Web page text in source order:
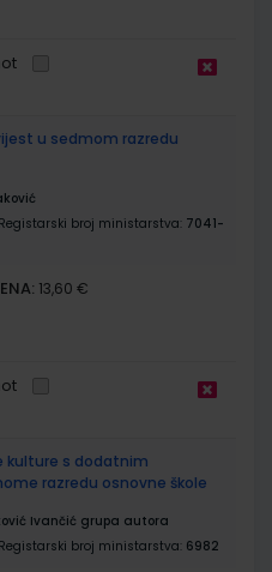
u sedmom razredu
Registarski broj ministarstva: 7041-
13,60 €
kulture s dodatnim
razredu osnovne škole
Ivančić grupa autora
Registarski broj ministarstva: 6982